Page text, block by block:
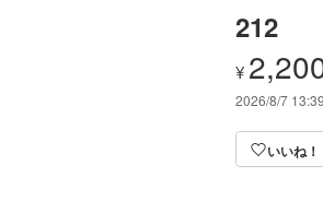
212
¥
2026/8/7
いいね！